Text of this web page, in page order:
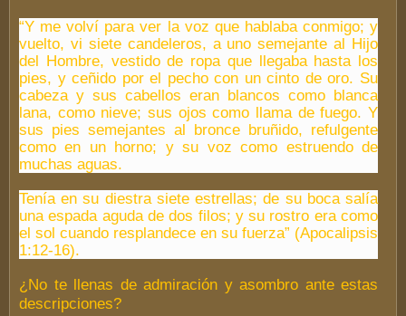
“Y me volví para ver la voz que hablaba conmigo; y
vuelto, vi siete candeleros, a uno semejante al Hijo
del Hombre, vestido de ropa que llegaba hasta los
pies, y ceñido por el pecho con un cinto de oro. Su
cabeza y sus cabellos eran blancos como blanca
lana, como nieve; sus ojos como llama de fuego. Y
sus pies semejantes al bronce bruñido, refulgente
como en un horno; y su voz como estruendo de
muchas aguas.
Tenía en su diestra siete estrellas; de su boca salía
una espada aguda de dos filos; y su rostro era como
el sol cuando resplandece en su fuerza” (Apocalipsis
1:12-16).
¿No te llenas de admiración y asombro ante estas
descripciones?